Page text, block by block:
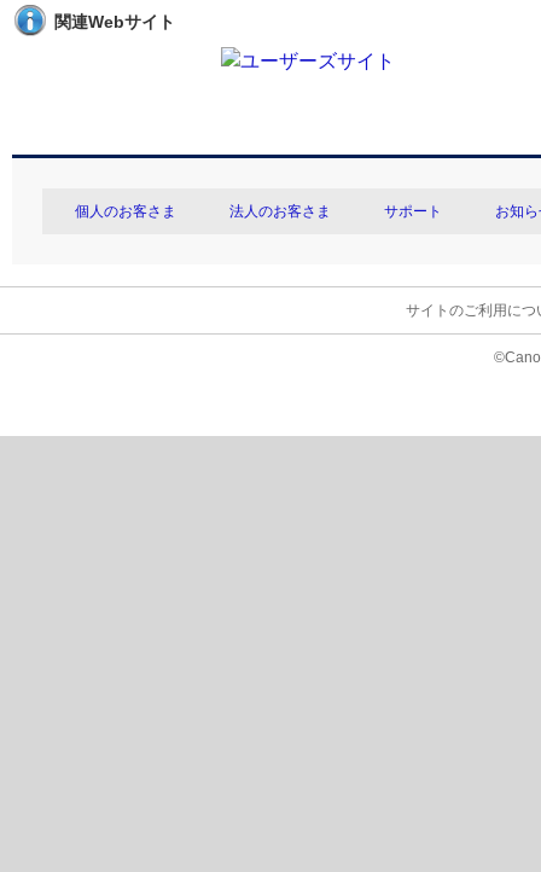
関連Webサイト
個人のお客さま 法人のお客さま サポート お知
サイトのご利用につ